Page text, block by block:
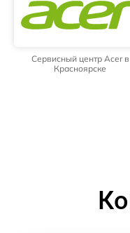
Сервисный центр Acer в
Красноярске